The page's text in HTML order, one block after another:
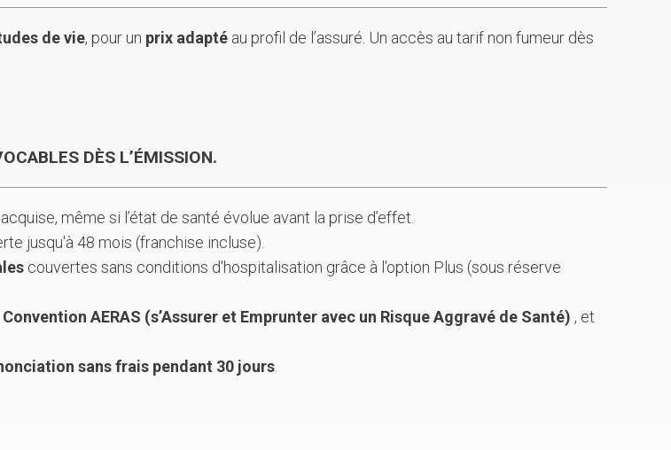
de vie, pour un prix adapté au profil de l’assuré. Un accès au tarif non fumeur dès
DÈS L’ÉMISSION.
même si l’état de santé évolue avant la prise d’effet.
jusqu'à 48 mois (franchise incluse).
couvertes sans conditions d'hospitalisation grâce à l'option Plus (sous réserve
AERAS (s’Assurer et Emprunter avec un Risque Aggravé de Santé) , et
sans frais pendant 30 jours